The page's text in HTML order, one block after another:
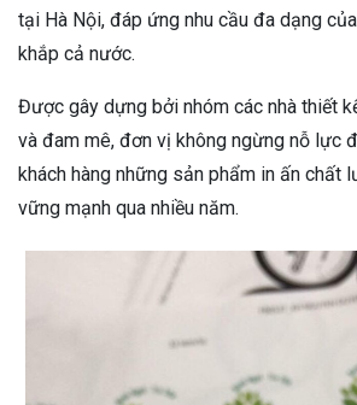
tại Hà Nội, đáp ứng nhu cầu đa dạng
khắp cả nước.
Được gây dựng bởi nhóm các nhà thiết
và đam mê, đơn vị không ngừng nỗ lực
khách hàng những sản phẩm in ấn chất
vững mạnh qua nhiều năm.